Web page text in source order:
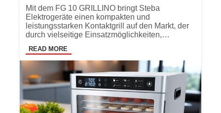
Mit dem FG 10 GRILLINO bringt Steba
Elektrogeräte einen kompakten und
leistungsstarken Kontaktgrill auf den Markt, der
durch vielseitige Einsatzmöglichkeiten,…
READ MORE